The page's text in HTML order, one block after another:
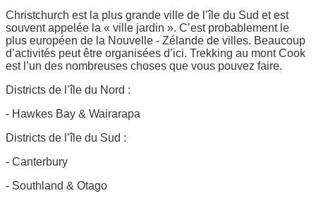
Christchurch est la plus grande ville de l’île du Sud et est
souvent appelée la « ville jardin ». C’est probablement le
plus européen de la Nouvelle - Zélande de villes. Beaucoup
d’activités peut être organisées d’ici. Trekking au mont Cook
est l’un des nombreuses choses que vous pouvez faire.
Districts de l’île du Nord :
- Hawkes Bay & Wairarapa
Districts de l’île du Sud :
- Canterbury
- Southland & Otago